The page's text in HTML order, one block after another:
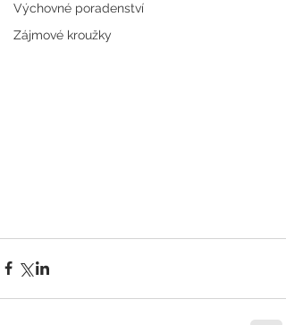
Výchovné poradenství
Zájmové kroužky